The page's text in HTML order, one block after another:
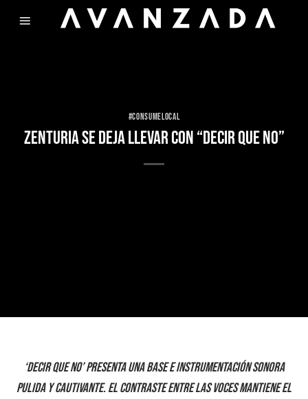
#CONSUMELOCAL
ZENTURIA SE DEJA LLEVAR CON “DECIR QUE NO”
‘Decir que no’ presenta una base e instrumentación sonora
pulida y cautivante. El contraste entre las voces mantiene el